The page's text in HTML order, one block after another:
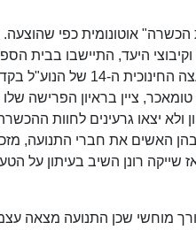
הכשרה" אוטונומית כפי
היעד, התיישבו בבית
של חוות הכשרה. ב-28–30
ציין בראיון הפרישה
בתנועה. בשנת 1983 נקטע הניסיון ולא יצאו
האשים את חברי התנועה,
רונן השיב בעיתון על
צורך מוחשי שכן התנועה מצאה